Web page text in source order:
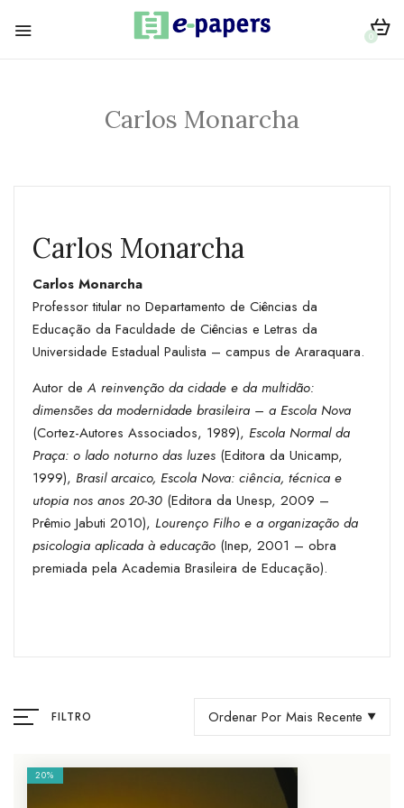
0
Carlos Monarcha
Carlos Monarcha
Carlos Monarcha
Professor titular no Departamento de Ciências da
Educação da Faculdade de Ciências e Letras da
Universidade Estadual Paulista – campus de Araraquara.
Autor deA reinvenção da cidade e da multidão:
dimensões da modernidade brasileira – a Escola Nova
(Cortez-Autores Associados, 1989), Escola Normal da
Praça: o lado noturno das luzes (Editora da Unicamp,
1999), Brasil arcaico, Escola Nova: ciência, técnica e
utopia nos anos 20-30 (Editora da Unesp, 2009 –
Prêmio Jabuti 2010), Lourenço Filho e a organização da
psicologia aplicada à educação (Inep, 2001 – obra
premiada pela Academia Brasileira de Educação).
FILTRO Ordenar Por Mais Recente
20%